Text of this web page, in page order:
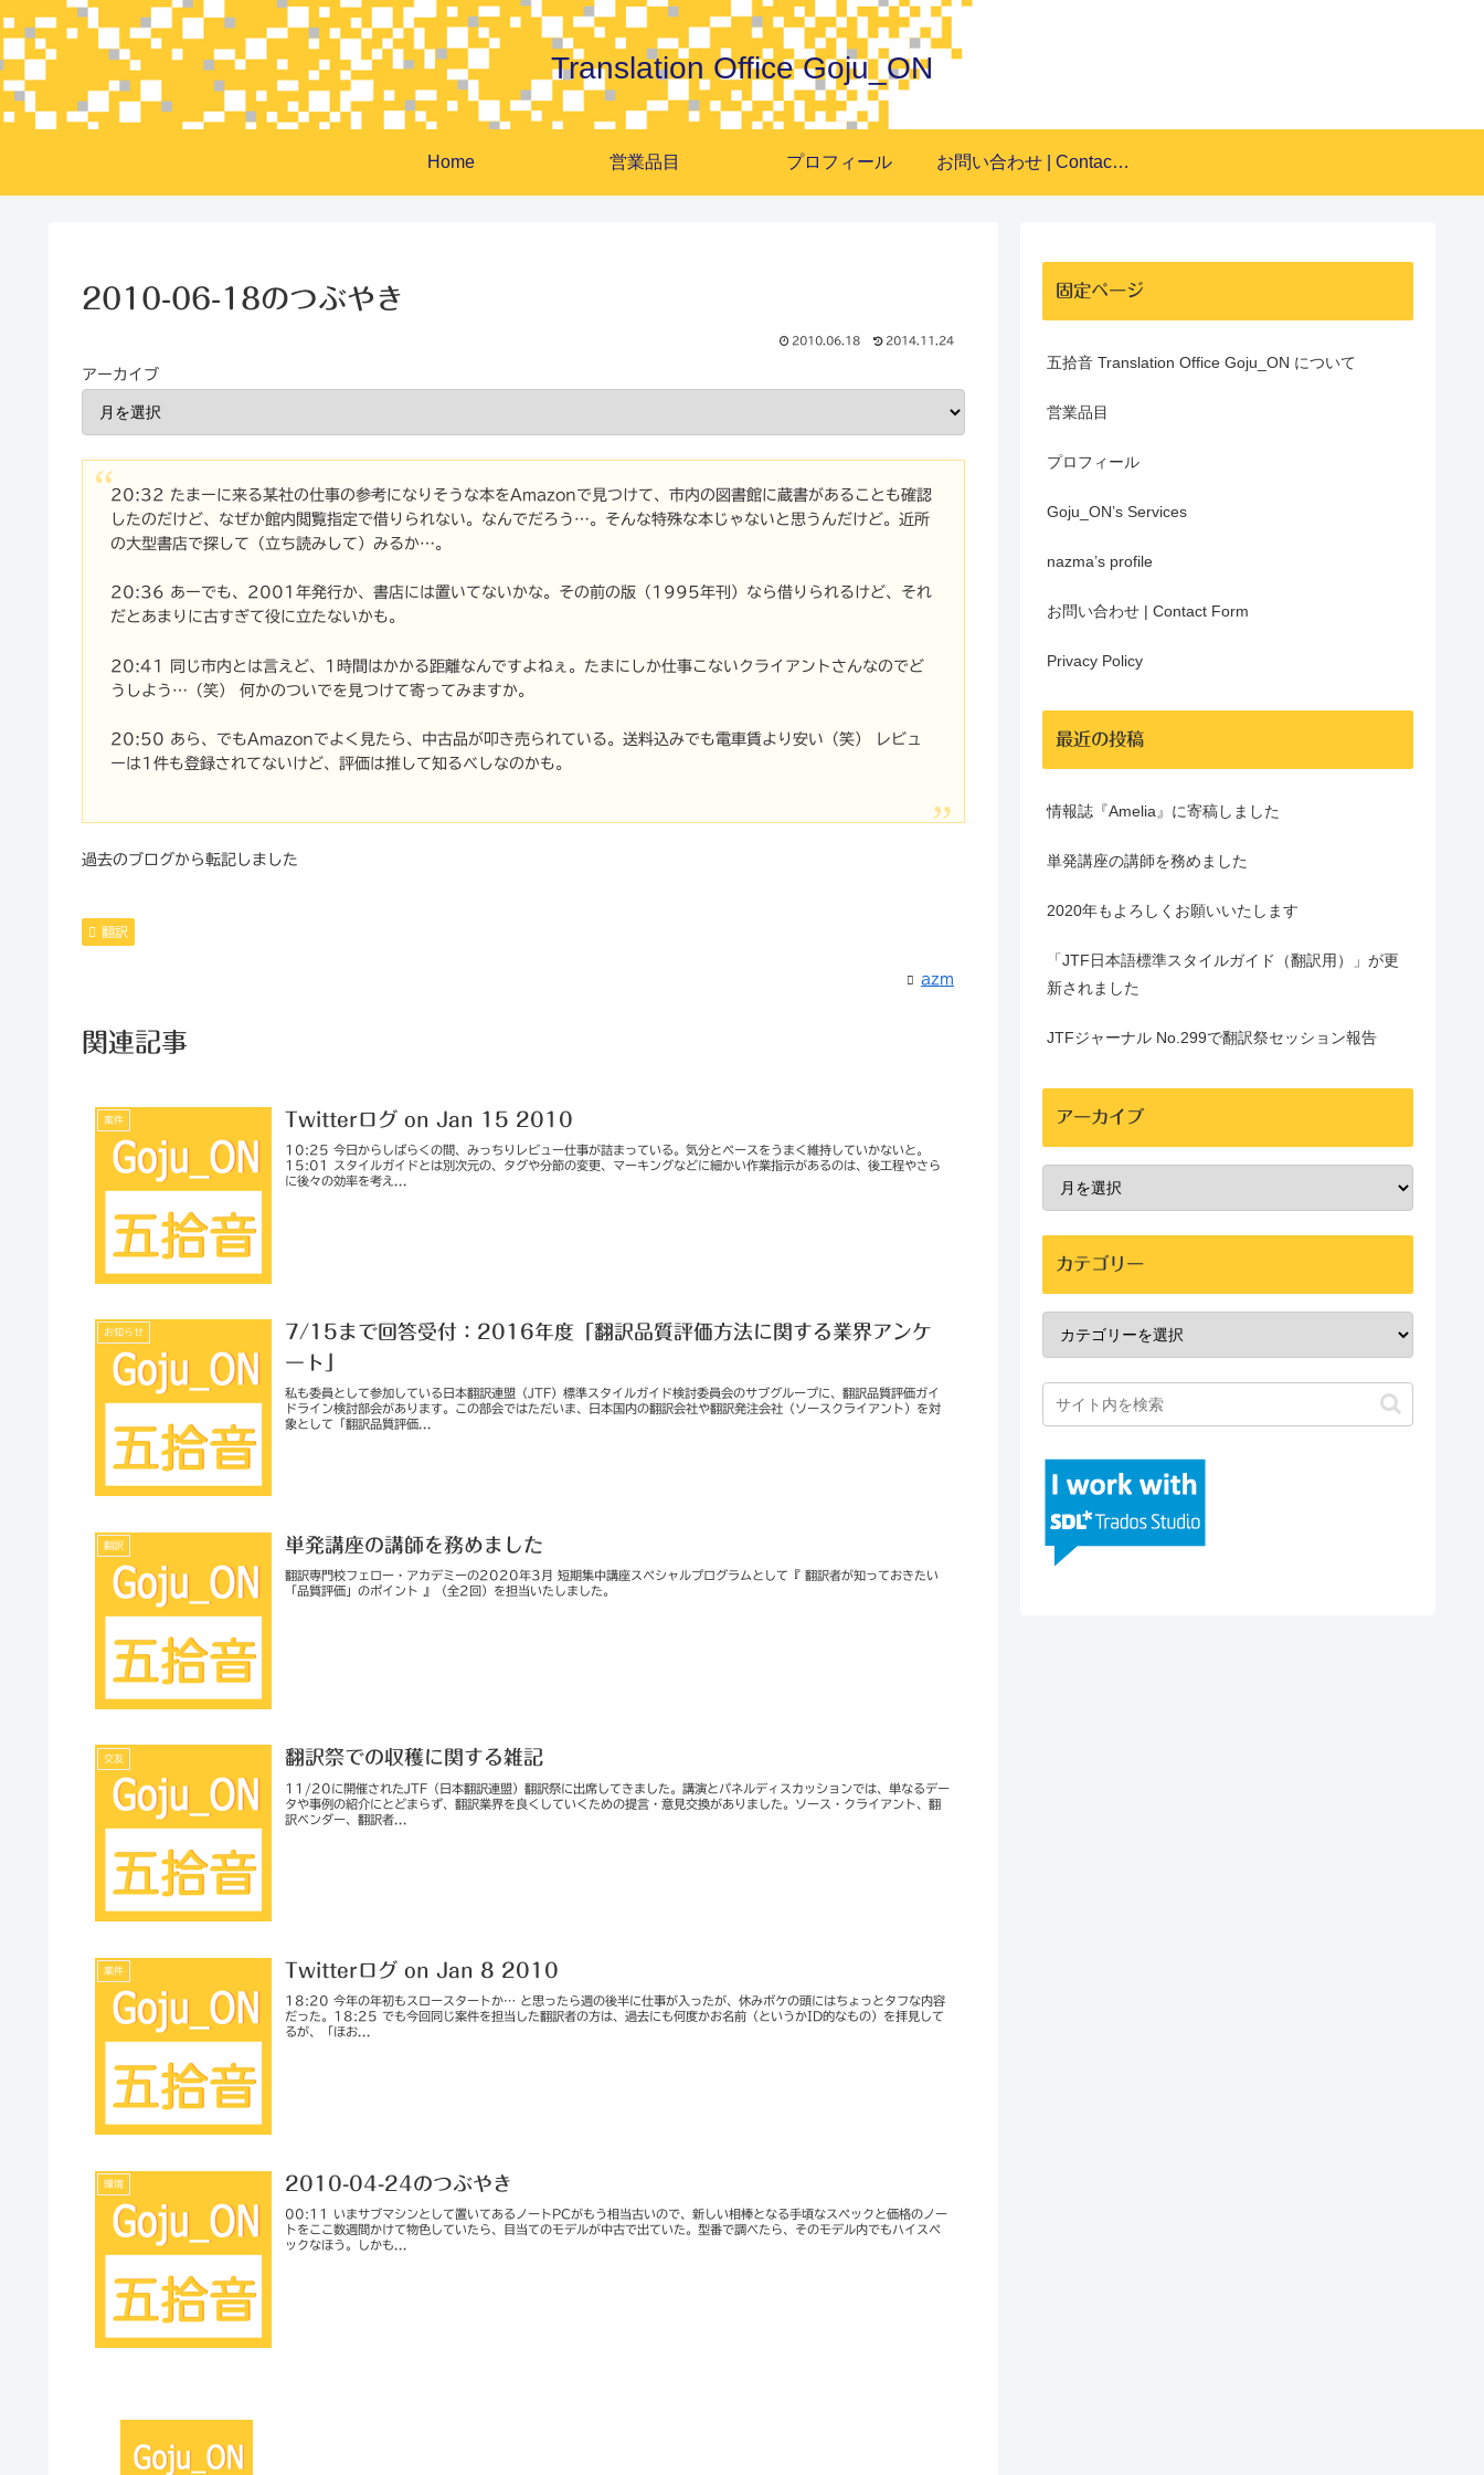
Translation Office Goju_ON
Home 営業品目 プロフィール お問い合わせ | Contact Form
2010-06-18のつぶやき
2010.06.18 2014.11.24
アーカイブ
20:32 たまーに来る某社の仕事の参考になりそうな本をAmazonで見つけて、市内の図書館に蔵書があることも確認
したのだけど、なぜか館内閲覧指定で借りられない。なんでだろう…。そんな特殊な本じゃないと思うんだけど。近所
の大型書店で探して（立ち読みして）みるか…。
20:36 あーでも、2001年発行か、書店には置いてないかな。その前の版（1995年刊）なら借りられるけど、それ
だとあまりに古すぎて役に立たないかも。
20:41 同じ市内とは言えど、1時間はかかる距離なんですよねぇ。たまにしか仕事こないクライアントさんなのでど
うしよう…（笑） 何かのついでを見つけて寄ってみますか。
20:50 あら、でもAmazonでよく見たら、中古品が叩き売られている。送料込みでも電車賃より安い（笑） レビュ
ーは1件も登録されてないけど、評価は推して知るべしなのかも。
過去のブログから転記しました
翻訳
azm
関連記事
案件 Twitterログ on Jan 15 2010
10:25 今日からしばらくの間、みっちりレビュー仕事が詰まっている。気分とペースをうまく維持していかないと。
15:01 スタイルガイドとは別次元の、タグや分節の変更、マーキングなどに細かい作業指示があるのは、後工程やさら
に後々の効率を考え...
お知らせ
7/15まで回答受付：2016年度「翻訳品質評価方法に関する業界アンケ
ート」
私も委員として参加している日本翻訳連盟（JTF）標準スタイルガイド検討委員会のサブグループに、翻訳品質評価ガイ
ドライン検討部会があります。この部会ではただいま、日本国内の翻訳会社や翻訳発注会社（ソースクライアント）を対
象として「翻訳品質評価...
翻訳 単発講座の講師を務めました
翻訳専門校フェロー・アカデミーの2020年3月 短期集中講座スペシャルプログラムとして『 翻訳者が知っておきたい
「品質評価」のポイント 』（全2回）を担当いたしました。
交友 翻訳祭での収穫に関する雑記
11/20に開催されたJTF（日本翻訳連盟）翻訳祭に出席してきました。講演とパネルディスカッションでは、単なるデー
タや事例の紹介にとどまらず、翻訳業界を良くしていくための提言・意見交換がありました。ソース・クライアント、翻
訳ベンダー、翻訳者...
案件 Twitterログ on Jan 8 2010
18:20 今年の年初もスロースタートか… と思ったら週の後半に仕事が入ったが、休みボケの頭にはちょっとタフな内容
だった。18:25 でも今回同じ案件を担当した翻訳者の方は、過去にも何度かお名前（というかID的なもの）を拝見して
るが、「ほお...
環境 2010-04-24のつぶやき
00:11 いまサブマシンとして置いてあるノートPCがもう相当古いので、新しい相棒となる手頃なスペックと価格のノー
トをここ数週間かけて物色していたら、目当てのモデルが中古で出ていた。型番で調べたら、そのモデル内でもハイスペ
ックなほう。しかも...
固定ページ
五拾音 Translation Office Goju_ON について
営業品目
プロフィール
Goju_ON’s Services
nazma’s profile
お問い合わせ | Contact Form
Privacy Policy
最近の投稿
情報誌『Amelia』に寄稿しました
単発講座の講師を務めました
2020年もよろしくお願いいたします
「JTF日本語標準スタイルガイド（翻訳用）」が更
新されました
JTFジャーナル No.299で翻訳祭セッション報告
アーカイブ
カテゴリー